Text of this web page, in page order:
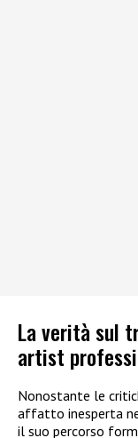
La verità sul
artist
Nonostante le
affatto inesperta
il suo percorso